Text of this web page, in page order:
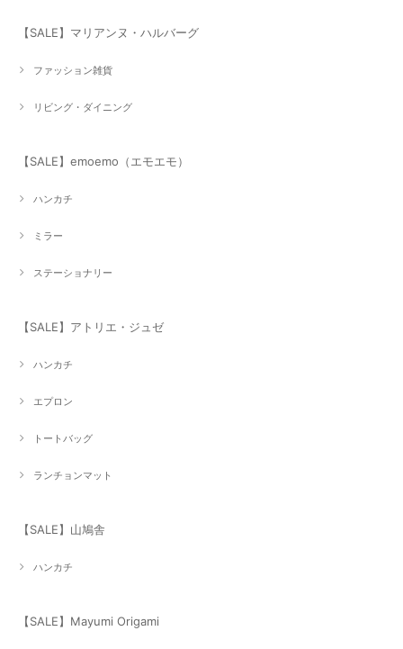
【SALE】マリアンヌ・ハルバーグ
ファッション雑貨
リビング・ダイニング
【SALE】emoemo（エモエモ）
ハンカチ
ミラー
ステーショナリー
【SALE】アトリエ・ジュゼ
ハンカチ
エプロン
トートバッグ
ランチョンマット
【SALE】山鳩舎
ハンカチ
【SALE】Mayumi Origami